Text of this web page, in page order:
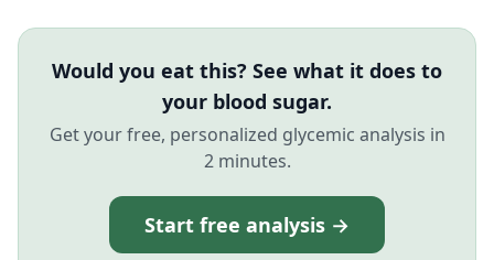
Would you eat this? See what it does to
your blood sugar.
Get your free, personalized glycemic analysis in
2 minutes.
Start free analysis →